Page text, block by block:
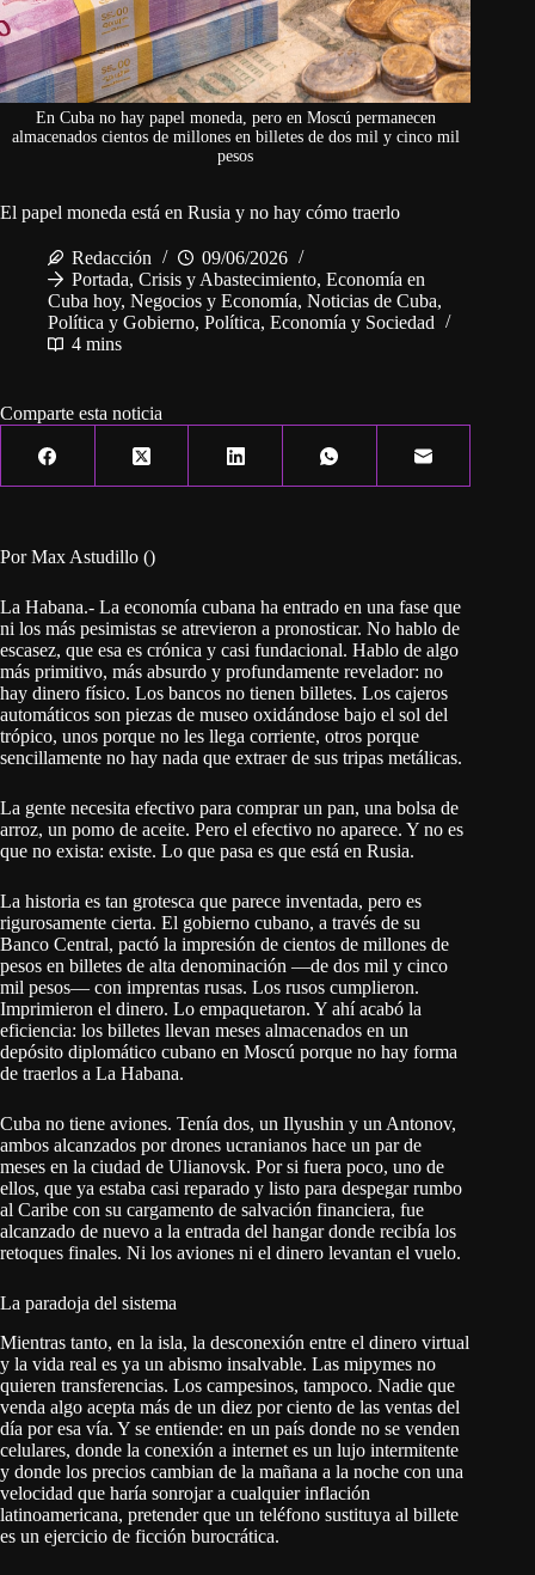
En Cuba no hay papel moneda, pero en Moscú permanecen
almacenados cientos de millones en billetes de dos mil y cinco mil
pesos
El papel moneda está en Rusia y no hay cómo traerlo
Redacción
09/06/2026
Portada, Crisis y Abastecimiento, Economía en
Cuba hoy, Negocios y Economía, Noticias de Cuba,
Política y Gobierno, Política, Economía y Sociedad
4 mins
Comparte esta noticia
Por Max Astudillo ()
La Habana.- La economía cubana ha entrado en una fase que
ni los más pesimistas se atrevieron a pronosticar. No hablo de
escasez, que esa es crónica y casi fundacional. Hablo de algo
más primitivo, más absurdo y profundamente revelador: no
hay dinero físico. Los bancos no tienen billetes. Los cajeros
automáticos son piezas de museo oxidándose bajo el sol del
trópico, unos porque no les llega corriente, otros porque
sencillamente no hay nada que extraer de sus tripas metálicas.
La gente necesita efectivo para comprar un pan, una bolsa de
arroz, un pomo de aceite. Pero el efectivo no aparece. Y no es
que no exista: existe. Lo que pasa es que está en Rusia.
La historia es tan grotesca que parece inventada, pero es
rigurosamente cierta. El gobierno cubano, a través de su
Banco Central, pactó la impresión de cientos de millones de
pesos en billetes de alta denominación —de dos mil y cinco
mil pesos— con imprentas rusas. Los rusos cumplieron.
Imprimieron el dinero. Lo empaquetaron. Y ahí acabó la
eficiencia: los billetes llevan meses almacenados en un
depósito diplomático cubano en Moscú porque no hay forma
de traerlos a La Habana.
Cuba no tiene aviones. Tenía dos, un Ilyushin y un Antonov,
ambos alcanzados por drones ucranianos hace un par de
meses en la ciudad de Ulianovsk. Por si fuera poco, uno de
ellos, que ya estaba casi reparado y listo para despegar rumbo
al Caribe con su cargamento de salvación financiera, fue
alcanzado de nuevo a la entrada del hangar donde recibía los
retoques finales. Ni los aviones ni el dinero levantan el vuelo.
La paradoja del sistema
Mientras tanto, en la isla, la desconexión entre el dinero virtual
y la vida real es ya un abismo insalvable. Las mipymes no
quieren transferencias. Los campesinos, tampoco. Nadie que
venda algo acepta más de un diez por ciento de las ventas del
día por esa vía. Y se entiende: en un país donde no se venden
celulares, donde la conexión a internet es un lujo intermitente
y donde los precios cambian de la mañana a la noche con una
velocidad que haría sonrojar a cualquier inflación
latinoamericana, pretender que un teléfono sustituya al billete
es un ejercicio de ficción burocrática.